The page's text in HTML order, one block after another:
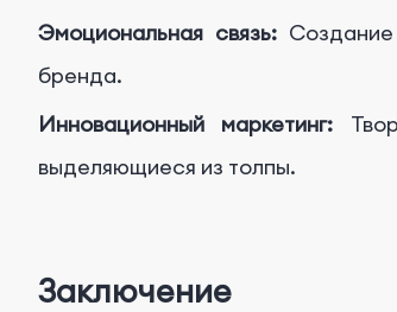
Эмоциональная связь:
бренда.
Инновационный маркетинг:
выделяющиеся из толпы.
Заключение